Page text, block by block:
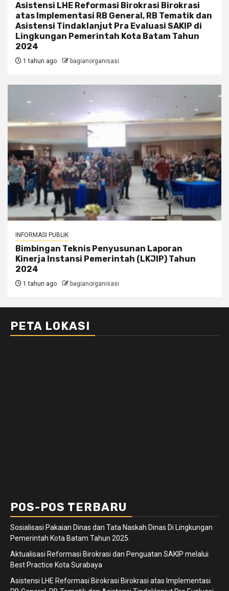
Asistensi LHE Reformasi Birokrasi Birokrasi
atas Implementasi RB General, RB Tematik dan
Asistensi Tindaklanjut Pra Evaluasi SAKIP di
Lingkungan Pemerintah Kota Batam Tahun
2024
1 tahun ago bagianorganisasi
INFORMASI PUBLIK
Bimbingan Teknis Penyusunan Laporan
Kinerja Instansi Pemerintah (LKJIP) Tahun
2024
1 tahun ago bagianorganisasi
PETA LOKASI
POS-POS TERBARU
Sosialisasi Pakaian Dinas dan Tata Naskah Dinas Di Lingkungan
Pemerintah Kota Batam Tahun 2025.
Aktualisasi Reformasi Birokrasi dan Penguatan SAKIP melalui
Best Practice Kota Surabaya
Asistensi LHE Reformasi Birokrasi Birokrasi atas Implementasi